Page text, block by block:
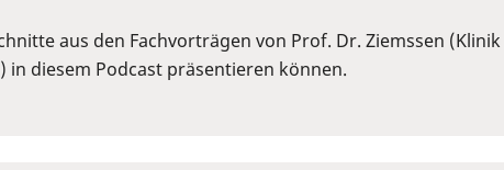
aus den Fachvorträgen von Prof. Dr. Ziemssen
diesem Podcast präsentieren können.